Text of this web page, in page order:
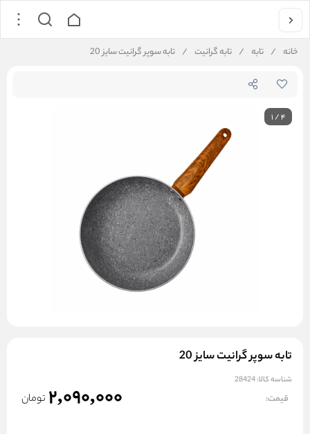
خانه / تابه / تابه گرانیت / تابه سوپر گرانیت سایز 20
1/4
تابه سوپر گرانیت سایز 20
شناسه کالا:28424
قیمت: 2,090,000 تومان